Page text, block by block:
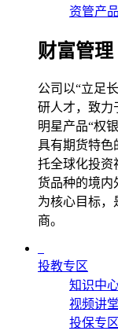
资管产
财富管理
公司以“立足
研人才，致力
明星产品“权
具有期货特色
托全球化投资
货品种的境内
为核心目标，
商。
投教专区
知识中
视频讲堂
投保专区